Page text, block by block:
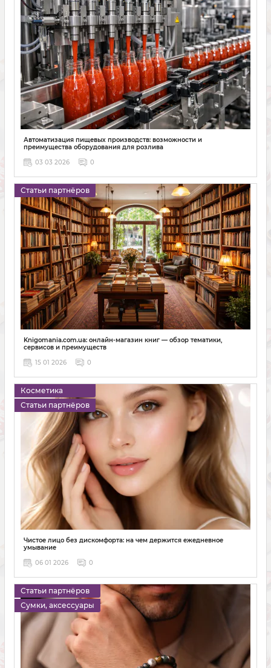
Автоматизация пищевых производств: возможности и
преимущества оборудования для розлива
03 03 2026
0
Статьи партнёров
Knigomania.com.ua: онлайн-магазин книг — обзор тематики,
сервисов и преимуществ
15 01 2026
0
Косметика
Статьи партнёров
Чистое лицо без дискомфорта: на чем держится ежедневное
умывание
06 01 2026
0
Статьи партнёров
Сумки, аксессуары